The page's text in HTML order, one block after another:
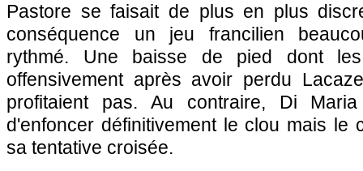
Pastore se faisait de plus en plus
conséquence un jeu francilien
rythmé. Une baisse de pied dont les
offensivement après avoir perdu
profitaient pas. Au contraire, Di
d'enfoncer définitivement le clou mais le
sa tentative croisée.